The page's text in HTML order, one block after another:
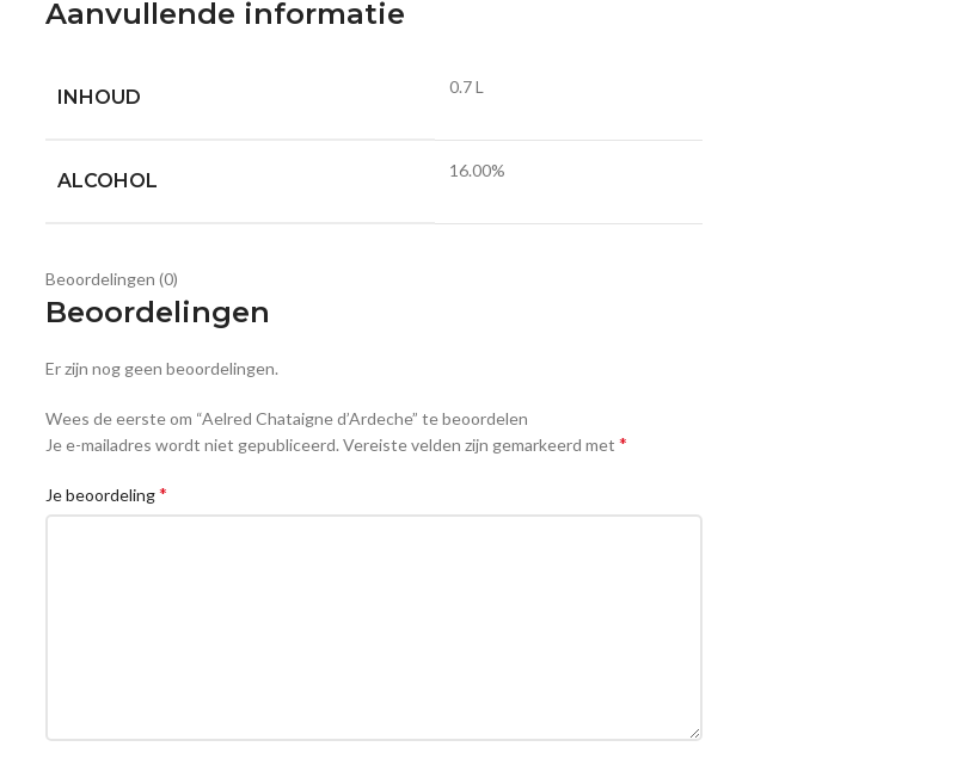
Aanvullende informatie
INHOUD 0.7 L
ALCOHOL 16.00%
Beoordelingen (0)
Beoordelingen
Er zijn nog geen beoordelingen.
Wees de eerste om “Aelred Chataigne d’Ardeche” te beoordelen
Je e-mailadres wordt niet gepubliceerd. Vereiste velden zijn gemarkeerd met *
Je beoordeling*